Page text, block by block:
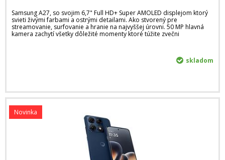
Samsung A27, so svojim 6,7" Full HD+ Super AMOLED displejom ktorý
svieti živými farbami a ostrými detailami. Ako stvorený pre
streamovanie, surfovanie a hranie na najvyššej úrovni. 50 MP hlavná
kamera zachytí všetky dôležité momenty ktoré túžite zvečni
skladom
Novinka